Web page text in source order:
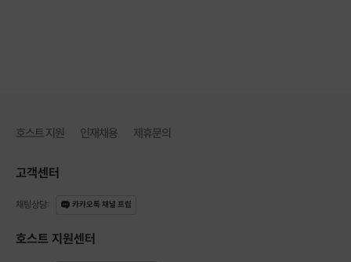
호스트 지원 인재채용 제휴문의
고객센터
채팅상담: 카카오톡 채널 프립
호스트 지원센터